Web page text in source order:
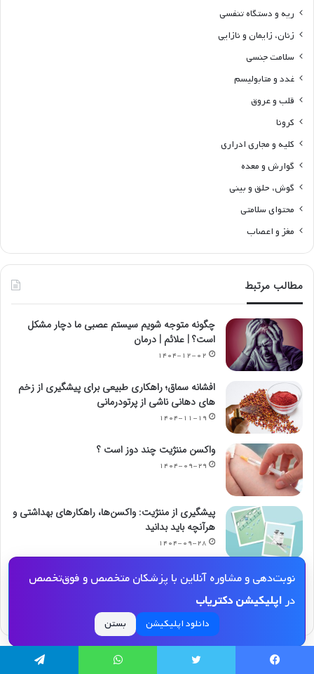
ریه و دستگاه تنفسی
زنان، زایمان و نازایی
سلامت جنسی
غدد و متابولیسم
قلب و عروق
کرونا
کلیه و مجاری ادراری
گوارش و معده
گوش، حلق و بینی
محتوای سلامتی
مغز و اعصاب
مطالب مرتبط
چگونه متوجه شویم سیستم عصبی ما دچار مشکل
است؟ | علائم | درمان
۱۴۰۴-۱۲-۰۲
افشانه سماق؛ راهکاری طبیعی برای پیشگیری از زخم
های دهانی ناشی از پرتودرمانی
۱۴۰۴-۱۱-۱۹
واکسن مننژیت چند دوز است ؟
۱۴۰۴-۰۹-۲۹
پیشگیری از مننژیت: واکسن‌ها، راهکارهای بهداشتی و
هرآنچه باید بدانید
۱۴۰۴-۰۹-۲۸
برای مننژیت به چه دکتری مراجعه کنیم ؟
نوبت‌دهی و مشاوره آنلاین با پزشکان متخصص و فوق‌تخصص
دراپلیکیشن دکتریاب
دانلود اپلیکیشن بستن